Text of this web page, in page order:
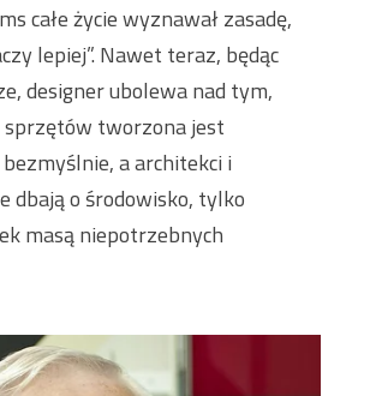
całe życie wyznawał zasadę,
lepiej”. Nawet teraz, będąc
designer ubolewa nad tym,
sprzętów tworzona jest
a architekci i
dbają o środowisko, tylko
masą niepotrzebnych